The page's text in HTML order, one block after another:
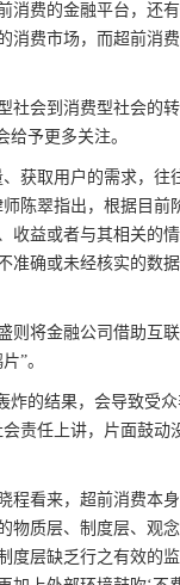
费的金融平台，还有
消费市场，而超前消
会到消费型社会的转
给予更多关注。
取用户的需求，往
陈翠指出，根据目前
收益或者与其相关的
确或未经核实的数
将金融公司借助互
”。
的结果，会导致受众
责任上讲，片面鼓动
看来，超前消费本身
物质层、制度层、观
度层缺乏行之有效的